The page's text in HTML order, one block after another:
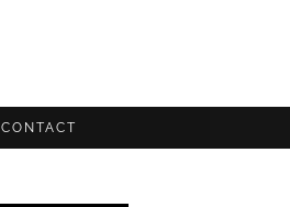
CONTACT